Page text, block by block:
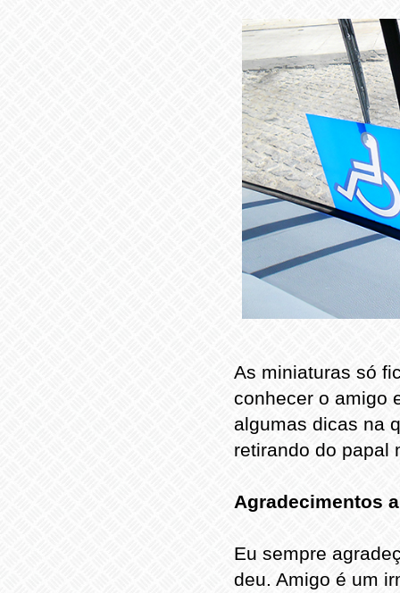
As miniaturas só
conhecer o amigo
algumas dicas na
retirando do papal
Agradecimentos
Eu sempre
deu. Amigo é um